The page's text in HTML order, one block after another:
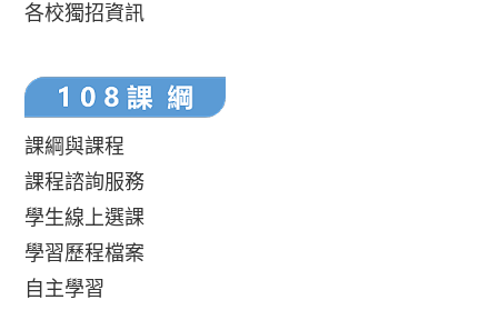
各校獨招資訊
課綱與課程
課程諮詢服務
學生線上選課
學習歷程檔案
自主學習